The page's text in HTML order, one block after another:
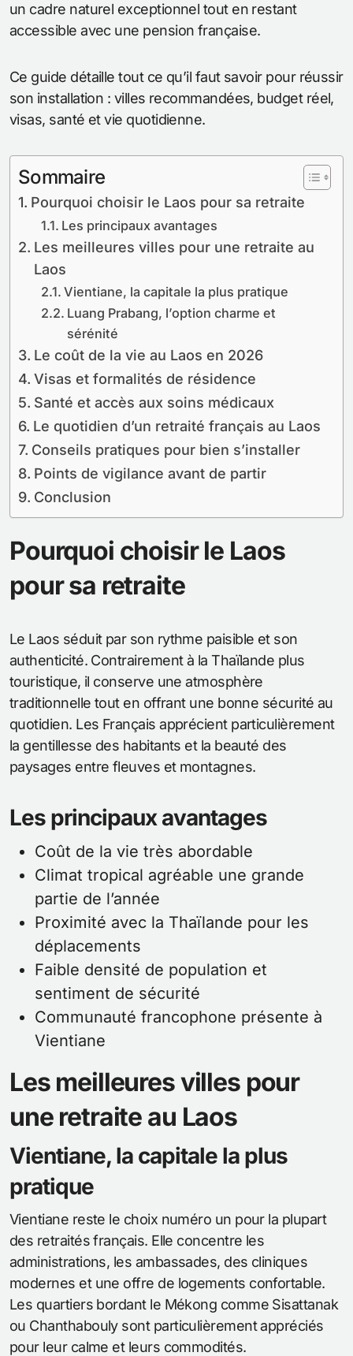
un cadre naturel exceptionnel tout en restant
accessible avec une pension française.
Ce guide détaille tout ce qu’il faut savoir pour réussir
son installation : villes recommandées, budget réel,
visas, santé et vie quotidienne.
Sommaire
Pourquoi choisir le Laos pour sa retraite
Les principaux avantages
Les meilleures villes pour une retraite au
Laos
Vientiane, la capitale la plus pratique
Luang Prabang, l’option charme et
sérénité
Le coût de la vie au Laos en 2026
Visas et formalités de résidence
Santé et accès aux soins médicaux
Le quotidien d’un retraité français au Laos
Conseils pratiques pour bien s’installer
Points de vigilance avant de partir
Conclusion
Pourquoi choisir le Laos
pour sa retraite
Le Laos séduit par son rythme paisible et son
authenticité. Contrairement à la Thaïlande plus
touristique, il conserve une atmosphère
traditionnelle tout en offrant une bonne sécurité au
quotidien. Les Français apprécient particulièrement
la gentillesse des habitants et la beauté des
paysages entre fleuves et montagnes.
Les principaux avantages
Coût de la vie très abordable
Climat tropical agréable une grande
partie de l’année
Proximité avec la Thaïlande pour les
déplacements
Faible densité de population et
sentiment de sécurité
Communauté francophone présente à
Vientiane
Les meilleures villes pour
une retraite au Laos
Vientiane, la capitale la plus
pratique
Vientiane reste le choix numéro un pour la plupart
des retraités français. Elle concentre les
administrations, les ambassades, des cliniques
modernes et une offre de logements confortable.
Les quartiers bordant le Mékong comme Sisattanak
ou Chanthabouly sont particulièrement appréciés
pour leur calme et leurs commodités.